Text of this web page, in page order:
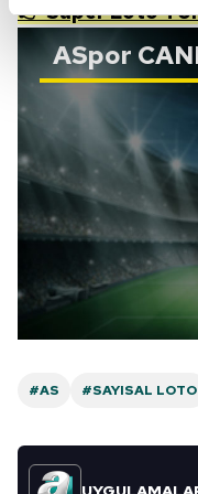
kalemimiz olduğunu
Her halükârda,
takdirde, kullanıcılara
gösterilmeyecektir."
Sizlere daha iyi bir
Sitemizde kendimize
kullanılmaktadır. Bu
verileriniz işlenmekte
toplumu hizmetlerinin
kullanılmaktadır.
vasıtasıyla
👉 Süper Loto
ASpor
#AS #SAYISAL LOTO